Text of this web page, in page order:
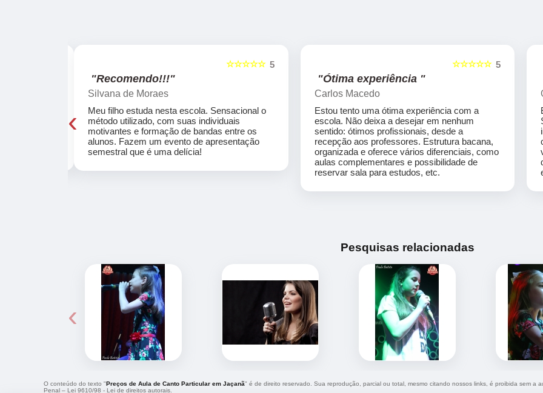
5
☆☆☆☆☆
"Recomendo!!!"
Silvana de Moraes
Meu filho estuda nesta escola. Sensacional o
método utilizado, com suas individuais
motivantes e formação de bandas entre os
alunos. Fazem um evento de apresentação
semestral que é uma delícia!
5
☆☆☆☆☆
"Ótima experiência "
Carlos Macedo
Estou tento uma ótima experiência com a
escola. Não deixa a desejar em nenhum
sentido: ótimos profissionais, desde a
recepção aos professores. Estrutura bacana,
organizada e oferece vários diferenciais, como
aulas complementares e possibilidade de
reservar sala para estudos, etc.
‹
Pesquisas relacionadas
‹
O conteúdo do texto "Preços de Aula de Canto Particular em Jaçanã" é de direito reservado. Sua reprodução, parcial ou total, mesmo citando nossos links, é proibida sem a
Penal – Lei 9610/98 - Lei de direitos autorais